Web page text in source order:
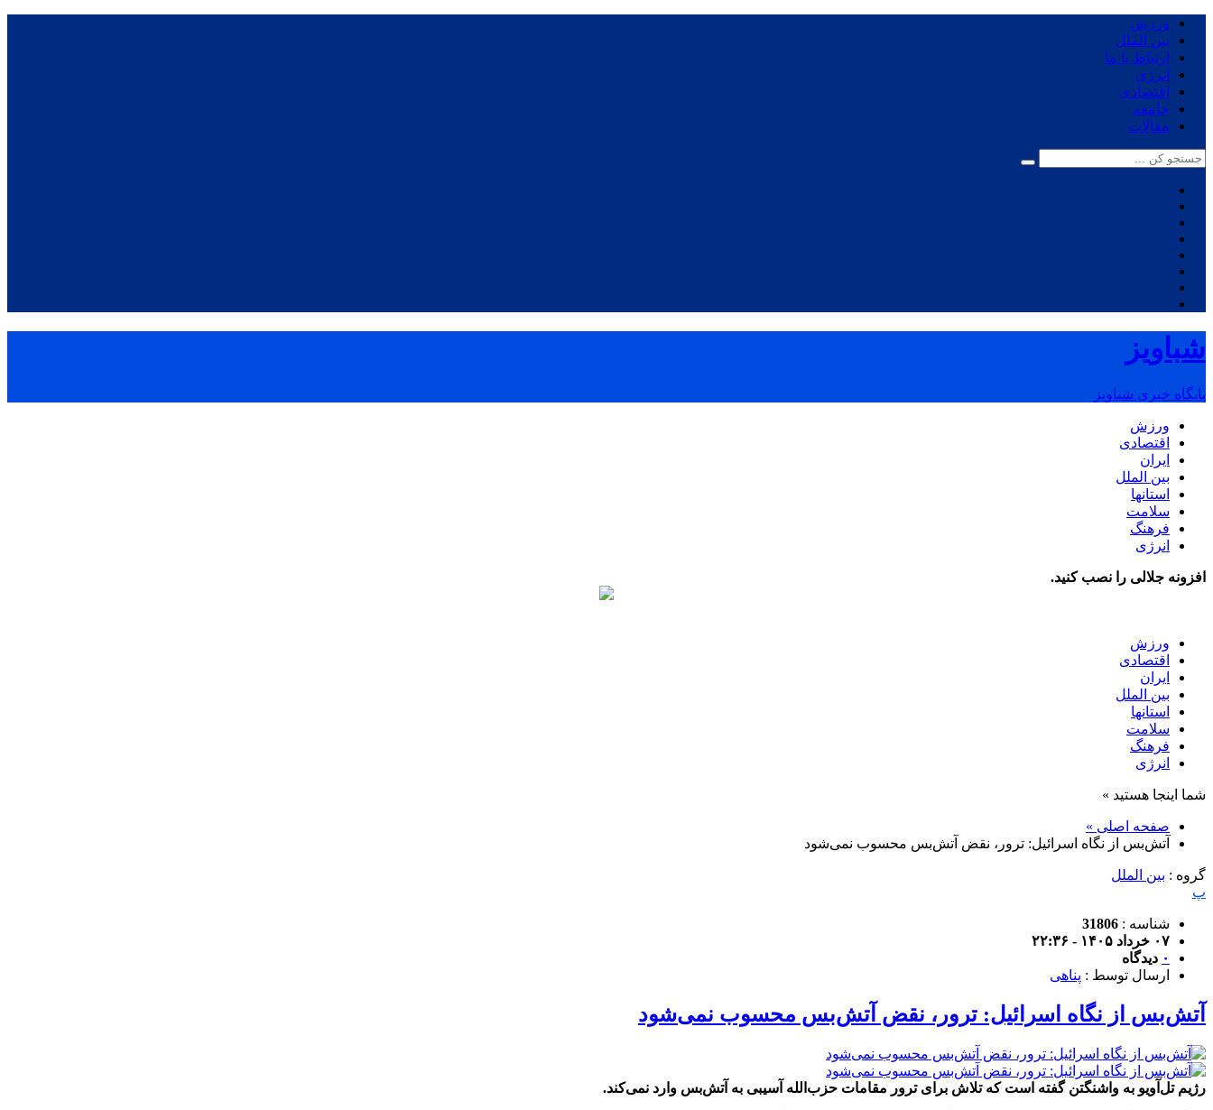
ورزش
بین الملل
ارتباط با ما
انرژی
اقتصادی
جامعه
مقالات
شباویز
پایگاه خبری شباویز
ورزش
اقتصادی
ایران
بین الملل
استانها
سلامت
فرهنگ
انرژی
افزونه جلالی را نصب کنید.
ورزش
اقتصادی
ایران
بین الملل
استانها
سلامت
فرهنگ
انرژی
شما اینجا هستید »
صفحه اصلی »
آتش‌بس از نگاه اسرائیل: ترور، نقض آتش‌بس محسوب نمی‌شود
گروه : بین الملل
پ
شناسه : 31806
۰۷ خرداد ۱۴۰۵ - ۲۲:۳۶
۰ دیدگاه
ارسال توسط : پناهی
آتش‌بس از نگاه اسرائیل: ترور، نقض آتش‌بس محسوب نمی‌شود
رژیم تل‌آویو به واشنگتن گفته است که تلاش برای ترور مقامات حزب‌الله آسیبی به آتش‌بس وارد نمی‌کند.